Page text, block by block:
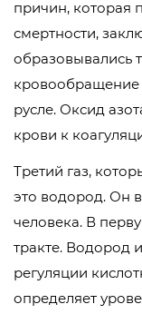
причин, которая
смертности,
образовывались
русле. Оксид
крови к
Третий газ,
это водород. Он
человека. В
тракте. Водород
регуляции
определяет